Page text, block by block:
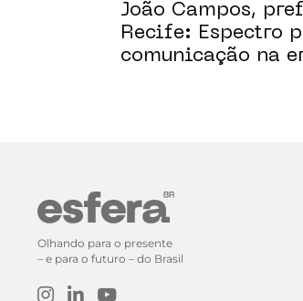
João Campos,
Recife: Espectro
comunicação na
Olhando para o presente
– e para o futuro – do Brasil